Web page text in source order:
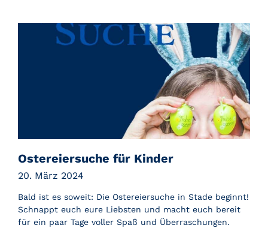
Ostereiersuche für Kinder
20. März 2024
Bald ist es soweit: Die Ostereiersuche in Stade beginnt!
Schnappt euch eure Liebsten und macht euch bereit
für ein paar Tage voller Spaß und Überraschungen.